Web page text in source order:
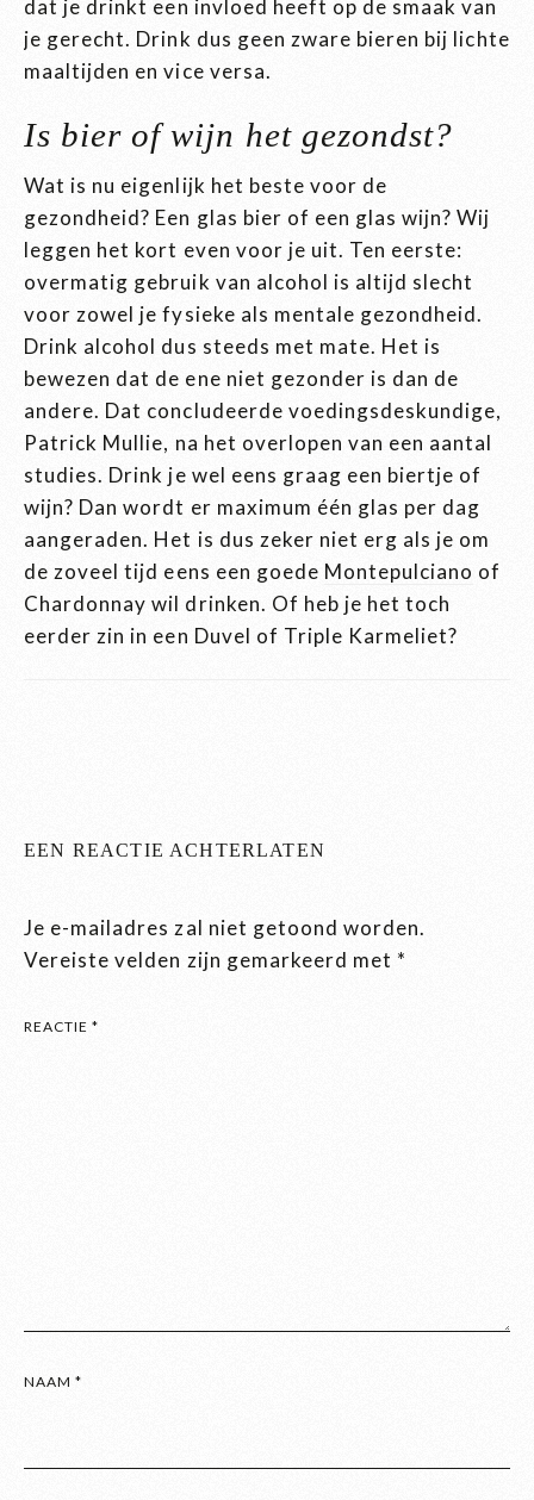
dat je drinkt een invloed heeft op de smaak van
je gerecht. Drink dus geen zware bieren bij lichte
maaltijden en vice versa.
Is bier of wijn het gezondst?
Wat is nu eigenlijk het beste voor de
gezondheid? Een glas bier of een glas wijn? Wij
leggen het kort even voor je uit. Ten eerste:
overmatig gebruik van alcohol is altijd slecht
voor zowel je fysieke als mentale gezondheid.
Drink alcohol dus steeds met mate. Het is
bewezen dat de ene niet gezonder is dan de
andere. Dat concludeerde voedingsdeskundige,
Patrick Mullie, na het overlopen van een aantal
studies. Drink je wel eens graag een biertje of
wijn? Dan wordt er maximum één glas per dag
aangeraden. Het is dus zeker niet erg als je om
de zoveel tijd eens een goede Montepulciano of
Chardonnay wil drinken. Of heb je het toch
eerder zin in een Duvel of Triple Karmeliet?
EEN REACTIE ACHTERLATEN
Je e-mailadres zal niet getoond worden.
Vereiste velden zijn gemarkeerd met *
REACTIE*
NAAM*